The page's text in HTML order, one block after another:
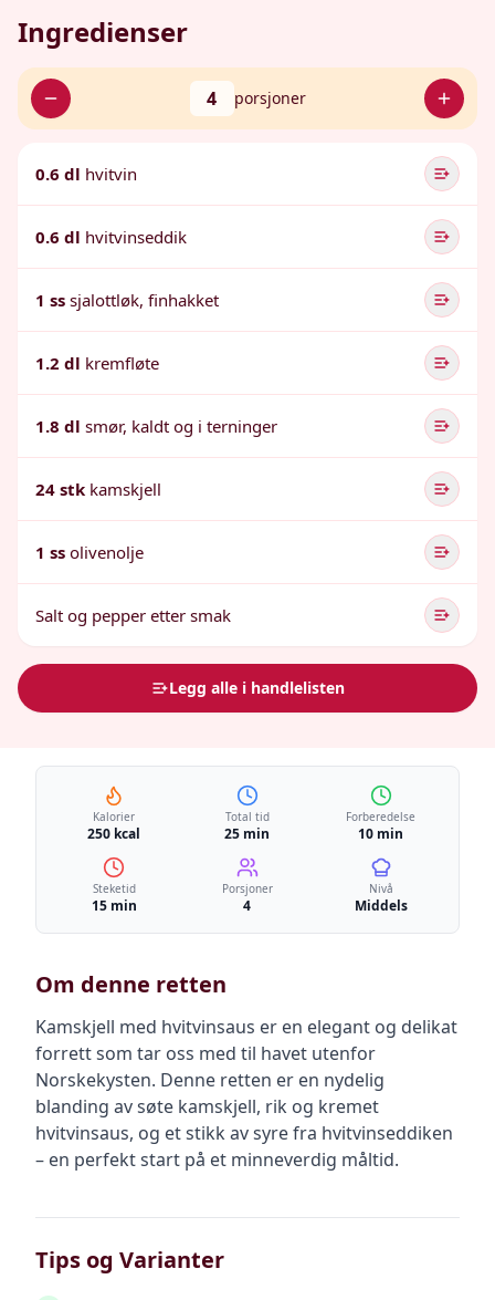
Ingredienser
4 porsjoner
0.6 dl hvitvin
0.6 dl hvitvinseddik
1 ss sjalottløk, finhakket
1.2 dl kremfløte
1.8 dl smør, kaldt og i terninger
24 stk kamskjell
1 ss olivenolje
Salt og pepper etter smak
Legg alle i handlelisten
Kalorier
250 kcal
Total tid
25 min
Forberedelse
10 min
Steketid
15 min
Porsjoner
4
Nivå
Middels
Om denne retten
Kamskjell med hvitvinsaus er en elegant og delikat
forrett som tar oss med til havet utenfor
Norskekysten. Denne retten er en nydelig
blanding av søte kamskjell, rik og kremet
hvitvinsaus, og et stikk av syre fra hvitvinseddiken
– en perfekt start på et minneverdig måltid.
Tips og Varianter